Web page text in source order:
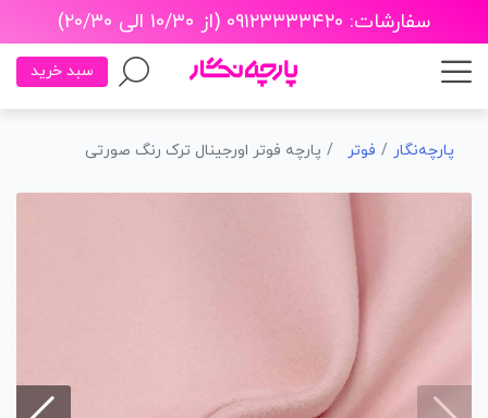
سفارشات: ۰۹۱۲۳۳۳۳۴۲۰ (از ۱۰/۳۰ الی ۲۰/۳۰)
سبد خرید
پارچه‌نگار فوتر پارچه فوتر اورجینال ترک رنگ صورتی